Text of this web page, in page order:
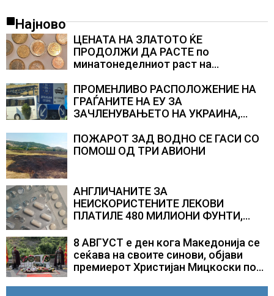
Најново
ЦЕНАТА НА ЗЛАТОТО ЌЕ
ПРОДОЛЖИ ДА РАСТЕ по
минатонеделниот раст на
ПРОМЕНЛИВО РАСПОЛОЖЕНИЕ НА
ГРАЃАНИТЕ НА ЕУ ЗА
ЗАЧЛЕНУВАЊЕТО НА УКРАИНА,
Полска, Франција и Германија
ПОЖАРОТ ЗАД ВОДНО СЕ ГАСИ СО
ПОМОШ ОД ТРИ АВИОНИ
АНГЛИЧАНИТЕ ЗА
НЕИСКОРИСТЕНИТЕ ЛЕКОВИ
ПЛАТИЛЕ 480 МИЛИОНИ ФУНТИ,
само лекови што навистина им се
потребни
8 АВГУСТ е ден кога Македонија се
сеќава на своите синови, објави
премиерот Христијан Мицкоски по